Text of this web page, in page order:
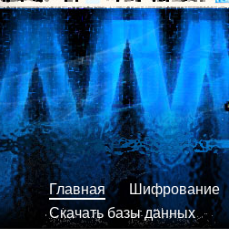
Главная
Шифрование
Скачать базы данных